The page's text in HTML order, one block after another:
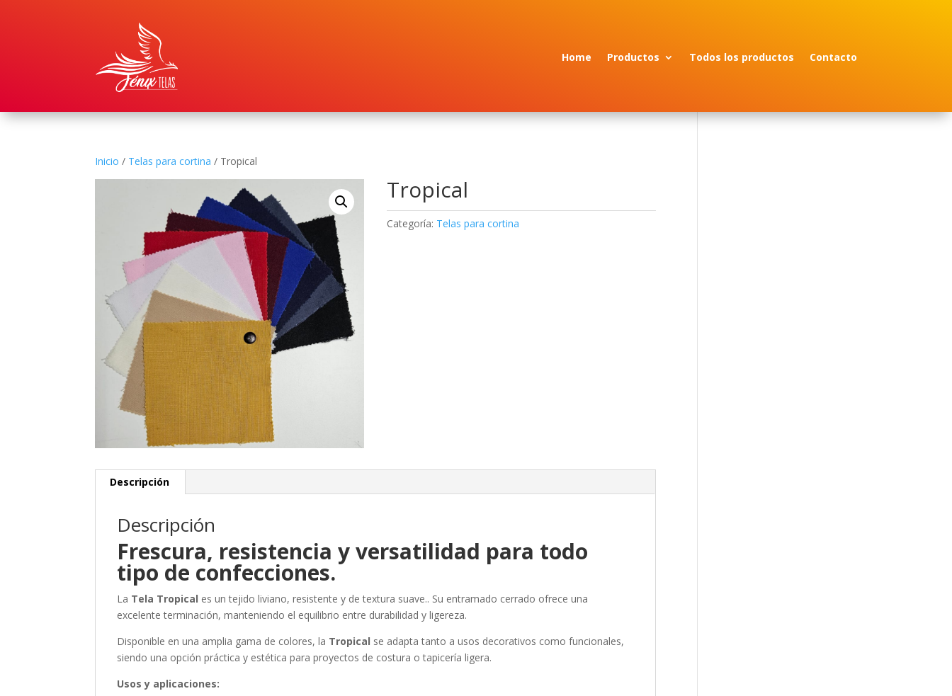
Home Productos Todos los productos Contacto
Inicio / Telas para cortina / Tropical
Tropical
Categoría: Telas para cortina
Descripción
Descripción
Frescura, resistencia y versatilidad para todo
tipo de confecciones.
La Tela Tropical es un tejido liviano, resistente y de textura suave.. Su entramado cerrado ofrece una
excelente terminación, manteniendo el equilibrio entre durabilidad y ligereza.
Disponible en una amplia gama de colores, la Tropical se adapta tanto a usos decorativos como funcionales,
siendo una opción práctica y estética para proyectos de costura o tapicería ligera.
Usos y aplicaciones: